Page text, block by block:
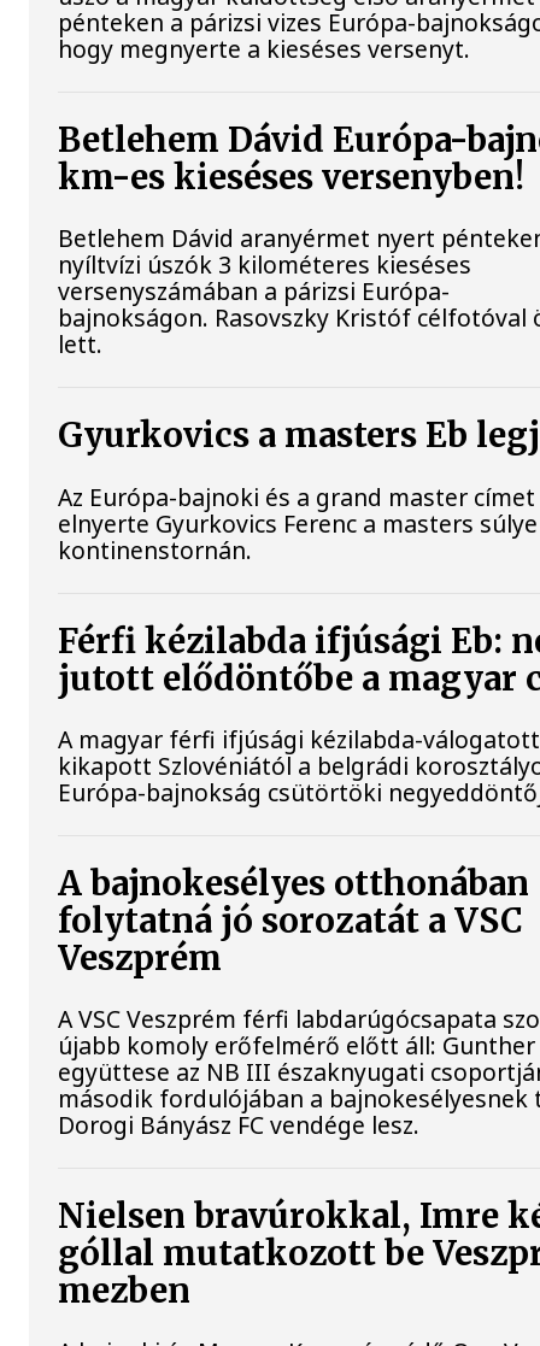
pénteken a párizsi vizes Európa-
hogy megnyerte a kieséses versenyt.
Betlehem Dávid Európa-
km-es kieséses versenyben!
Betlehem Dávid aranyérmet nyert
nyíltvízi úszók 3 kilométeres kieséses
versenyszámában a párizsi Európa-
bajnokságon. Rasovszky Kristóf célfotóval
lett.
Gyurkovics a masters Eb
Az Európa-bajnoki és a grand master
elnyerte Gyurkovics Ferenc a masters
kontinenstornán.
Férfi kézilabda ifjúsági Eb:
jutott elődöntőbe a magyar
A magyar férfi ifjúsági kézilabda-
kikapott Szlovéniától a belgrádi
Európa-bajnokság csütörtöki
A bajnokesélyes otthonában
folytatná jó sorozatát a VSC
Veszprém
A VSC Veszprém férfi labdarúgócsapata
újabb komoly erőfelmérő előtt áll:
együttese az NB III északnyugati
második fordulójában a
Dorogi Bányász FC vendége lesz.
Nielsen bravúrokkal, Imre
góllal mutatkozott be
mezben